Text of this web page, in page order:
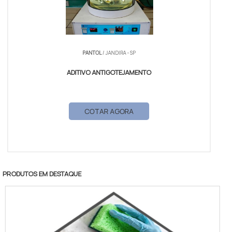
PANTOL/ JANDIRA - SP
ADITIVO ANTIGOTEJAMENTO
COTAR AGORA
PRODUTOS EM DESTAQUE